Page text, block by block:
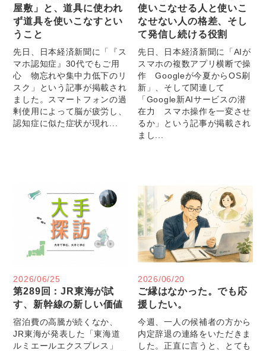
屋敷」と、道具に使われ
ず道具を使いこなすとい
うこと
先日、日本経済新聞に「『ス
マホ認知症』30代でもご用
心 物忘れや集中力低下のリ
スク」という記事が掲載され
ました。スマートフォンの過
剰使用によって脳が疲労し、
認知症に似た症状が現れ...
使いこなせる人と使いこ
なせない人の格差、そし
て発信し続ける役割
先日、日本経済新聞に「AIが
スマホの複数アプリ横断で操
作 Googleが今夏からOS刷
新」、そして関連して
「Google新AIサービスの潜
在力 スマホ操作を一変させ
るか」という記事が掲載され
まし...
2026/06/25
第289回：JR東海が試
す、新幹線の新しい価値
宿泊費の高騰が続くなか、
JR東海が発表した「東海道
ルミエールエクスプレス」
2026/06/20
ご縁はなかった。でも応
援したい。
今週、一人の候補者の方から
内定辞退の連絡をいただきま
した。正直に言うと、とても